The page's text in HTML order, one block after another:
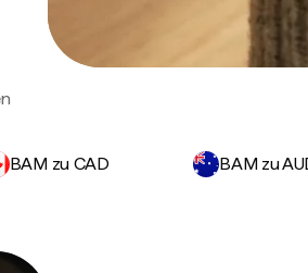
BAM zu CAD BAM zu